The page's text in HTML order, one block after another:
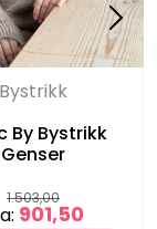
Bystrikk
By Bystrikk
Genser
1.503,00
901,50